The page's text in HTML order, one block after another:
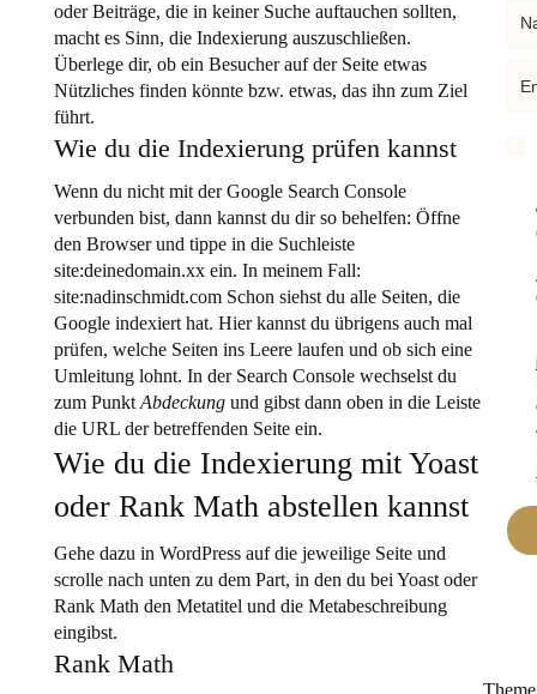
oder Beiträge, die in keiner Suche auftauchen sollten,
macht es Sinn, die Indexierung auszuschließen.
Überlege dir, ob ein Besucher auf der Seite etwas
Nützliches finden könnte bzw. etwas, das ihn zum Ziel
führt.
Wie du die Indexierung prüfen kannst
Wenn du nicht mit der Google Search Console
verbunden bist, dann kannst du dir so behelfen: Öffne
den Browser und tippe in die Suchleiste
site:deinedomain.xx ein. In meinem Fall:
site:nadinschmidt.com Schon siehst du alle Seiten, die
Google indexiert hat. Hier kannst du übrigens auch mal
prüfen, welche Seiten ins Leere laufen und ob sich eine
Umleitung lohnt. In der Search Console wechselst du
zum Punkt Abdeckungund gibst dann oben in die Leiste
die URL der betreffenden Seite ein.
Wie du die Indexierung mit Yoast
oder Rank Math abstellen kannst
Gehe dazu in WordPress auf die jeweilige Seite und
scrolle nach unten zu dem Part, in den du bei Yoast oder
Rank Math den Metatitel und die Metabeschreibung
eingibst.
Rank Math